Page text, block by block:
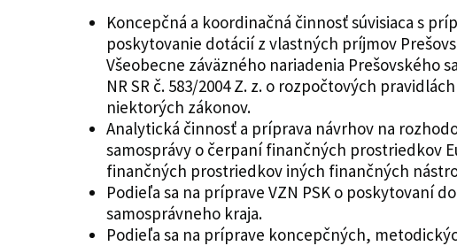
Koncepčná a koordinačná činnosť súvisiaca s
poskytovanie dotácií z vlastných príjmov
Všeobecne záväzného nariadenia Prešovského
NR SR č. 583/2004 Z. z. o rozpočtových
niektorých zákonov.
Analytická činnosť a príprava návrhov na
samosprávy o čerpaní finančných prostriedkov
finančných prostriedkov iných finančných
Podieľa sa na príprave VZN PSK o poskytovaní
samosprávneho kraja.
Podieľa sa na príprave koncepčných,